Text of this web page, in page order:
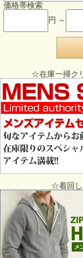
価格帯検索
円 ～
☆在庫一掃ク
☆着回し